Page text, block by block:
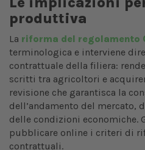
produttiva
La riforma del regolamento
terminologica e interviene
contrattuale della filiera:
scritti tra agricoltori e
revisione che garantisca la
dell’andamento del mercato,
delle condizioni economiche.
pubblicare online i criteri di
contrattuali.